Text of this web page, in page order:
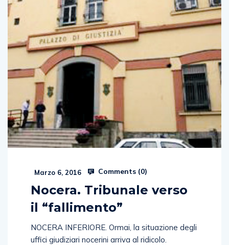
Marzo 6, 2016 Comments (0)
Nocera. Tribunale verso
il “fallimento”
NOCERA INFERIORE. Ormai, la situazione degli
uffici giudiziari nocerini arriva al ridicolo.